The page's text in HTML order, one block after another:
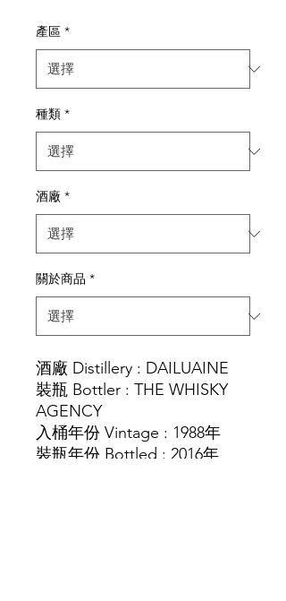
產區 *
種類 *
酒廠 *
關於商品 *
酒廠 Distillery : DAILUAINE
裝瓶 Bottler : THE WHISKY
AGENCY
入桶年份 Vintage : 1988年
裝瓶年份 Bottled : 2016年